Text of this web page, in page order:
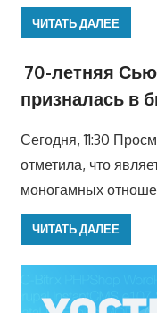
ЧИТАТЬ ДАЛЕЕ
70-летняя
призналась в
Сегодня, 11:30
отметила, что
моногамных
ЧИТАТЬ ДАЛЕЕ